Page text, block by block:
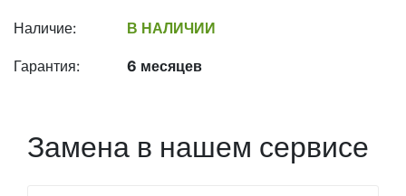
Наличие: В НАЛИЧИИ
Гарантия: 6 месяцев
Замена в нашем сервисе